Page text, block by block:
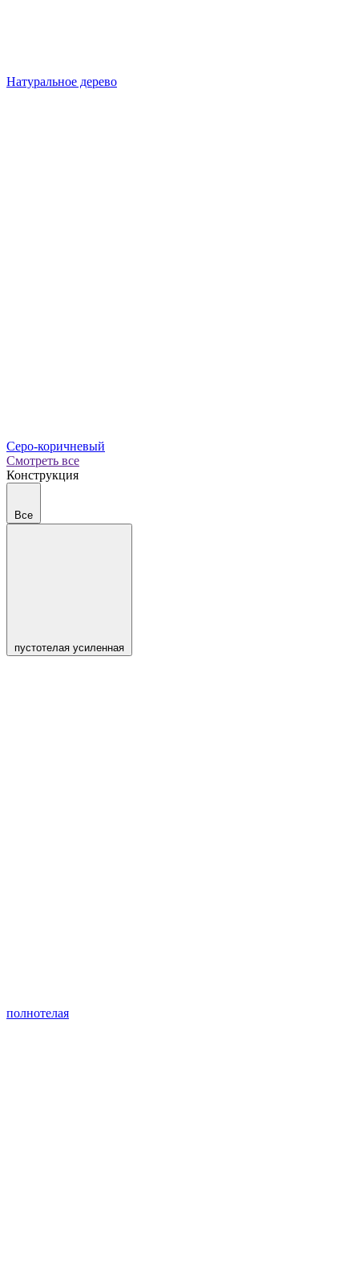
Натуральное дерево
Серо-коричневый
Смотреть все
Конструкция
Все
пустотелая усиленная
полнотелая